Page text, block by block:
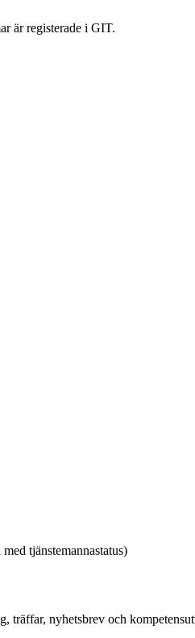
är registerade i GIT.
tjänstemannastatus)
träffar, nyhetsbrev och